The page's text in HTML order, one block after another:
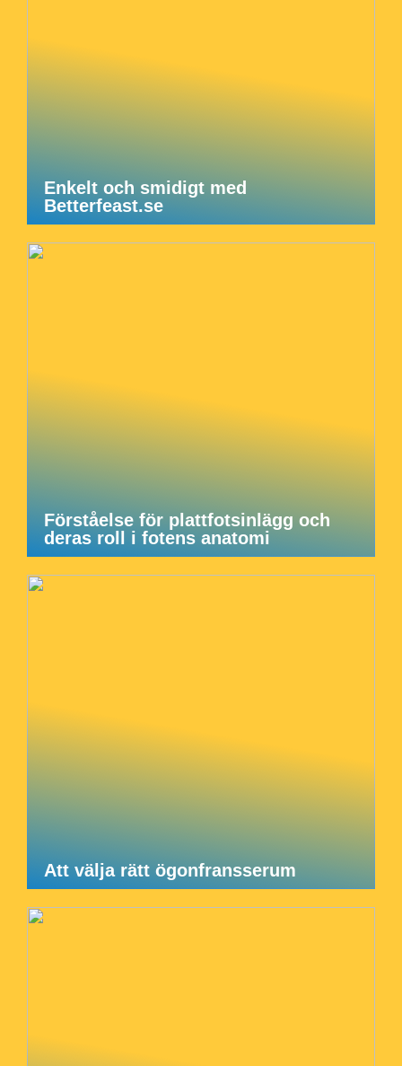
Enkelt och smidigt med
Betterfeast.se
Förståelse för plattfotsinlägg och
deras roll i fotens anatomi
Att välja rätt ögonfransserum